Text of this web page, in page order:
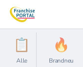
Alle Brandneu